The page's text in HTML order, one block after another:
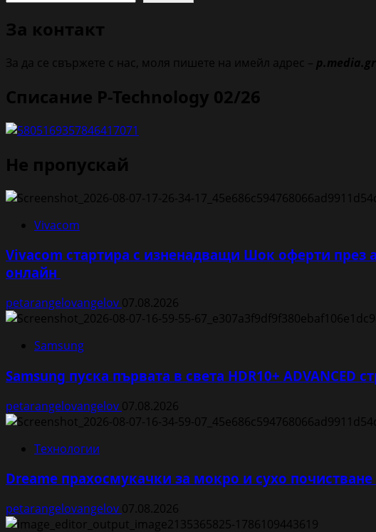
За контакт
За да се свържете с нас, моля пишете на имейл адрес –
Списание P-Technology 02/26
Не пропускай
Vivacom
Vivacom стартира с изненадващи Шок оферти през
онлайн
petarangelovangelov 07.08.2026
Samsung
Samsung пуска първата в света HDR10+ ADVANCED
petarangelovangelov 07.08.2026
Технологии
Dreame прахосмукачки за мокро и сухо
petarangelovangelov 07.08.2026